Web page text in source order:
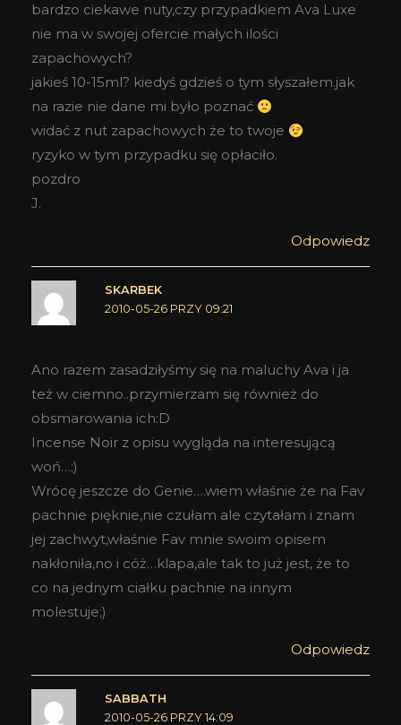
bardzo ciekawe nuty,czy przypadkiem Ava Luxe
nie ma w swojej ofercie małych ilości
zapachowych?
jakieś 10-15ml? kiedyś gdzieś o tym słyszałem.jak
na razie nie dane mi było poznać
widać z nut zapachowych że to twoje
ryzyko w tym przypadku się opłaciło.
pozdro
J.
Odpowiedz
SKARBEK
2010-05-26 PRZY 09:21
Ano razem zasadziłyśmy się na maluchy Ava i ja
też w ciemno..przymierzam się również do
obsmarowania ich:D
Incense Noir z opisu wygląda na interesującą
woń…;)
Wrócę jeszcze do Genie….wiem właśnie że na Fav
pachnie pięknie,nie czułam ale czytałam i znam
jej zachwyt,właśnie Fav mnie swoim opisem
nakłoniła,no i cóż…klapa,ale tak to już jest, że to
co na jednym ciałku pachnie na innym
molestuje;)
Odpowiedz
SABBATH
2010-05-26 PRZY 14:09